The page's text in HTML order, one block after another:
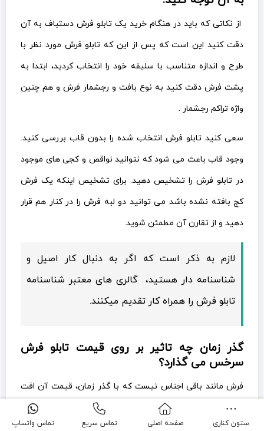
از نکاتی که باید در هنگام خرید یک تابلو فرش دستباف به آن
دقت کنید این است که پس از این که تابلو فرش مورد نظر با
طرح و اندازه متناسب با سلیقه خود را انتخاب کردید، ابتدا به
پشت فرش دقت کنید به نوع بافت و رجشمار فرش و هم چنین
واژه تراکم رجشمار .
سعی کنید تابلو فرش انتخاب شده را بدون قاب بررسی کنید.
وجود قاب باعث می شود که نتوانید نواقص و کجی های موجود
در تابلو فرش را تشخیص دهید. برای تشخیص اینکه یک فرش
کج بافته نشده باشد می توانید دو لبه فرش را در کنار هم قرار
دهید و از تقارن آن مطمئن شوید.
لازم به ذکر است که اگر به دنبال کار اصیل و
شناسنامه دار هستید، گالری های معتبر شناسنامه
تابلو فرش را همراه کار تقدیم میکنند.
گذر زمان چه تاثیر بر روی قیمت تابلو فرش
سرخس می گذارد؟
فرش مانند باقی اجناس نیست که با گذر زمان، قیمت آن افت
پیدا کند. برعکس هر چه از قدمت یک فرش بگذرد ارزش آن
ستون کناری صفحه اصلی تماس سریع تماس واتساپ